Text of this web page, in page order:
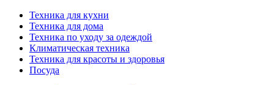
Техника для кухни
Техника для дома
Техника по уходу за одеждой
Климатическая техника
Техника для красоты и здоровья
Посуда